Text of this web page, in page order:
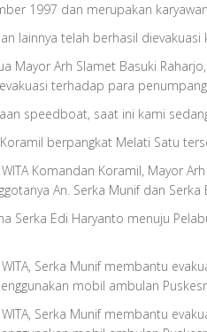
1997 dan merupakan
lainnya telah berhasil
Mayor Arh Slamet Basuki
terhadap para
speedboat, saat ini kami
berpangkat Melati Satu
Komandan Koramil, Mayor
An. Serka Munif dan
Serka Edi Haryanto menuju
Serka Munif membantu
mobil ambulan
Serka Munif membantu